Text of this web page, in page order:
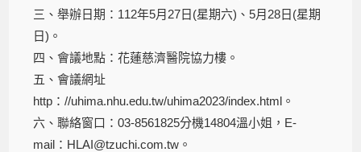
三、舉辦日期：112年5月27日(星期六)、5月28日(星期
日)。
四、會議地點：花蓮慈濟醫院協力樓。
五、會議網址
http：//uhima.nhu.edu.tw/uhima2023/index.html。
六、聯絡窗口：03-8561825分機14804溫小姐，E-
mail：HLAI@tzuchi.com.tw。